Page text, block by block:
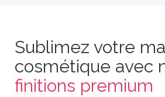
Sublimez votre
cosmétique avec
finitions premium